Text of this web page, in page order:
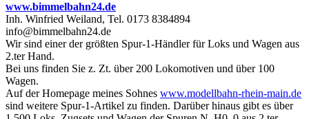
www.bimmelbahn24.de
Inh. Winfried Weiland, Tel. 0173 8384894
info@bimmelbahn24.de
Wir sind einer der größten Spur-1-Händler für Loks und Wagen aus
2.ter Hand.
Bei uns finden Sie z. Zt. über 200 Lokomotiven und über 100
Wagen.
Auf der Homepage meines Sohnes www.modellbahn-rhein-main.de
sind weitere Spur-1-Artikel zu finden. Darüber hinaus gibt es über